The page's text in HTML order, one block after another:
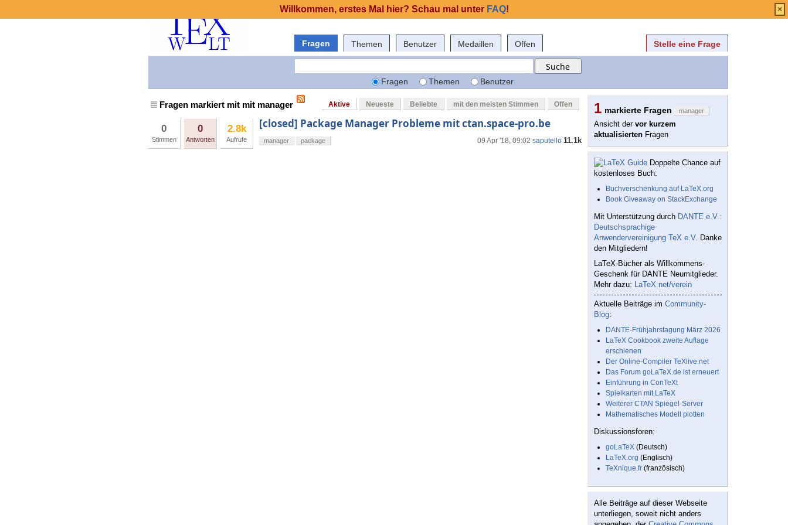
Fragen Themen Benutzer Medaillen Offen Stelle eine Frage
Fragen Themen Benutzer
Fragen markiert mit mit manager Aktive Neueste Beliebte mit den meisten Stimmen Offen
0
Stimmen
0
Antworten
2.8k
Aufrufe
[closed] Package Manager Probleme mit ctan.space-pro.be
09 Apr '18, 09:02 saputello 11.1k
manager package
1 markierte Fragen manager
Ansicht der vor kurzem
aktualisierten Fragen
Doppelte Chance auf
kostenloses Buch:
Buchverschenkung auf LaTeX.org
Book Giveaway on StackExchange
Mit Unterstützung durch DANTE e.V.:
Deutschsprachige
Anwendervereinigung TeX e.V. Danke
den Mitgliedern!
LaTeX-Bücher als Willkommens-
Geschenk für DANTE Neumitglieder.
Mehr dazu: LaTeX.net/verein
Aktuelle Beiträge im Community-
Blog:
DANTE-Frühjahrstagung März 2026
LaTeX Cookbook zweite Auflage
erschienen
Der Online-Compiler TeXlive.net
Das Forum goLaTeX.de ist erneuert
Einführung in ConTeXt
Spielkarten mit LaTeX
Weiterer CTAN Spiegel-Server
Mathematisches Modell plotten
Diskussionsforen:
goLaTeX (Deutsch)
LaTeX.org (Englisch)
TeXnique.fr (französisch)
Alle Beiträge auf dieser Webseite
unterliegen, soweit nicht anders
Willkommen, erstes Mal hier? Schau mal unter FAQ! ×